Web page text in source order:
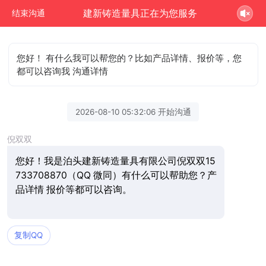
结束沟通 建新铸造量具正在为您服务
您好！ 有什么我可以帮您的？比如产品详情、报价等，您
都可以咨询我 沟通详情
2026-08-10 05:32:06 开始沟通
倪双双
您好！我是泊头建新铸造量具有限公司倪双双15
733708870（QQ 微同）有什么可以帮助您？产
品详情 报价等都可以咨询。
复制QQ